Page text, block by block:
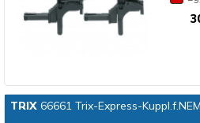
TRIX66661 Trix-Express-